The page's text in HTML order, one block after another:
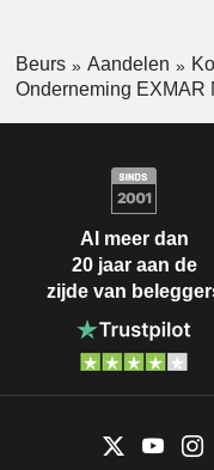
Beurs Aandelen
Onderneming EXMAR
Al meer dan
20 jaar aan de
zijde van